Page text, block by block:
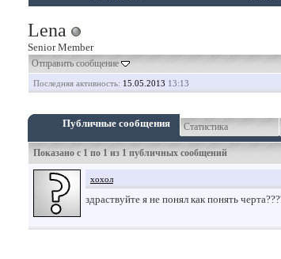
Lena
Senior Member
Отправить сообщение
Последняя активность: 15.05.2013 13:13
Публичные сообщения Статистика
Показано с 1 по 1 из 1 публичных сообщений
хохол
здраствуйте я не понял как понять